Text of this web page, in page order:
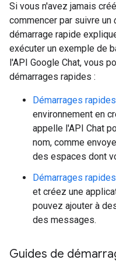
Si vous n'avez jamais
commencer par suivre un
démarrage rapide
exécuter un exemple de
l'API Google Chat, vous
démarrages rapides :
Démarrages
environnement en
appelle l'API Chat
nom, comme
des espaces dont
Démarrages
et créez une
pouvez ajouter à
des messages.
Guides de